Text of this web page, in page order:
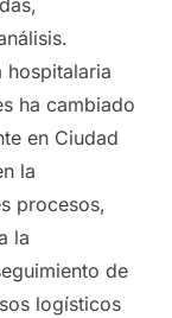
hospitalaria
ha cambiado
en Ciudad
la
procesos,
la
de
logísticos